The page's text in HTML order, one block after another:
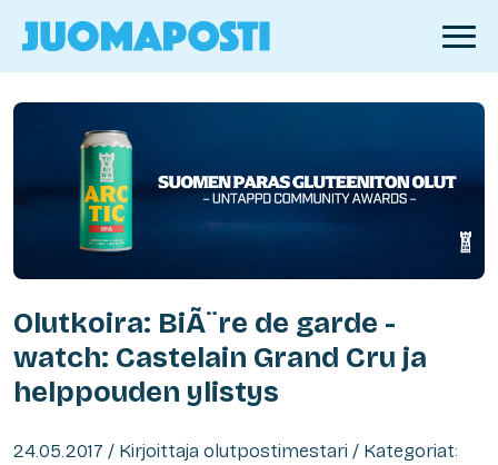
Olutkoira: BiÃ¨re de garde -
watch: Castelain Grand Cru ja
helppouden ylistys
24.05.2017 / Kirjoittaja olutpostimestari / Kategoriat: